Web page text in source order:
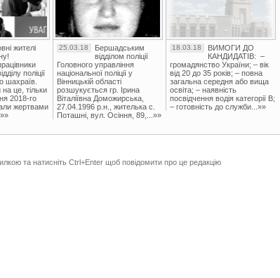
жителі
поліції
шахраїв.
це, тільки
2018-го
жертвами
25.03.18
Бершадським
відділом поліції
Головного управління
національної поліції у
Вінницькій області
розшукується гр. Ірина
Віталіївна Доможирська,
27.04.1996 р.н., жителька с.
Поташні, вул. Осіння, 89,...»»
18.03.18
ВИМОГИ ДО
КАНДИДАТІВ: –
громадянство України; – вік
від 20 до 35 років; – повна
загальна середня або вища
освіта; – наявність
посвідчення водія категорії В;
– готовність до служби...»»
та натисніть Ctrl+Enter щоб повідомити про це редакцію